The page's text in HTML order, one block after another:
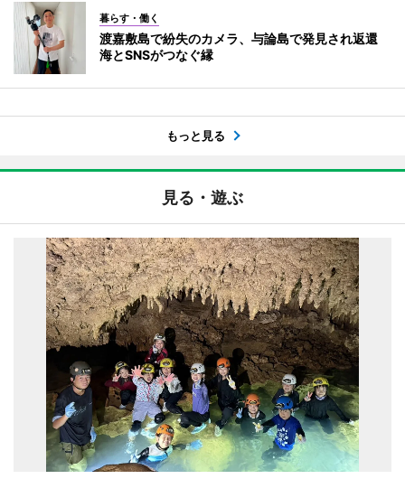
暮らす・働く
渡嘉敷島で紛失のカメラ、与論島で発見され返還
海とSNSがつなぐ縁
もっと見る
見る・遊ぶ